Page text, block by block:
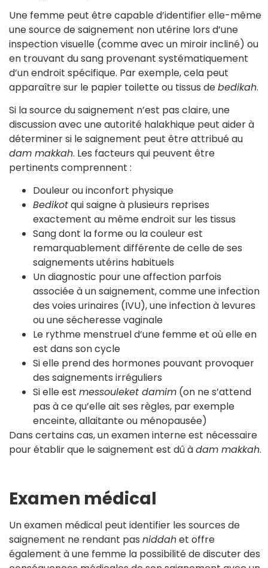
Une femme peut être capable d’identifier elle-même
une source de saignement non utérine lors d’une
inspection visuelle (comme avec un miroir incliné) ou
en trouvant du sang provenant systématiquement
d’un endroit spécifique. Par exemple, cela peut
apparaître sur le papier toilette ou tissus debedikah.
Si la source du saignement n’est pas claire, une
discussion avec une autorité halakhique peut aider à
déterminer si le saignement peut être attribué au
dam makkah. Les facteurs qui peuvent être
pertinents comprennent :
Douleur ou inconfort physique
Bedikotqui saigne à plusieurs reprises
exactement au même endroit sur les tissus
Sang dont la forme ou la couleur est
remarquablement différente de celle de ses
saignements utérins habituels
Un diagnostic pour une affection parfois
associée à un saignement, comme une infection
des voies urinaires (IVU), une infection à levures
ou une sécheresse vaginale
Le rythme menstruel d’une femme et où elle en
est dans son cycle
Si elle prend des hormones pouvant provoquer
des saignements irréguliers
Si elle est messouleket damim (on ne s’attend
pas à ce qu’elle ait ses règles, par exemple
enceinte, allaitante ou ménopausée)
Dans certains cas, un examen interne est nécessaire
pour établir que le saignement est dû àdam makkah.
Examen médical
Un examen médical peut identifier les sources de
saignement ne rendant pas niddahet offre
également à une femme la possibilité de discuter des